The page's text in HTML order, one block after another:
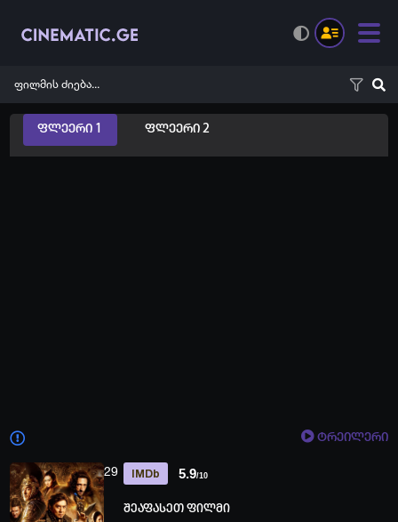
ფლეერი 1 ფლეერი 2
ტრეილერი
IMDb 5.9/10
შეაფასეთ ფილმი
29